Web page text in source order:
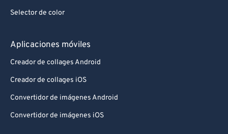
Selector de color
Aplicaciones móviles
Creador de collages Android
Creador de collages iOS
Convertidor de imágenes Android
Convertidor de imágenes iOS